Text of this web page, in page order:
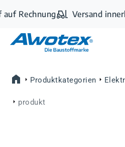
Zum Hauptinhalt springen
auf Rechnung Versand
Produktkategorien
produkt